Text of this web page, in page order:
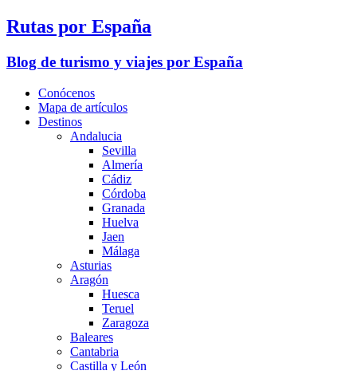
Rutas por España
Blog de turismo y viajes por España
Conócenos
Mapa de artículos
Destinos
Andalucia
Sevilla
Almería
Cádiz
Córdoba
Granada
Huelva
Jaen
Málaga
Asturias
Aragón
Huesca
Teruel
Zaragoza
Baleares
Cantabria
Castilla y León